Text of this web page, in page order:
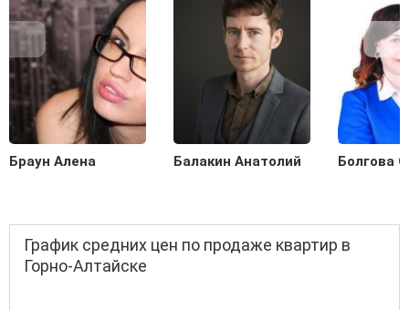
Браун Алена Балакин Анатолий Болгова
График средних цен по продаже квартир в
Горно-Алтайске